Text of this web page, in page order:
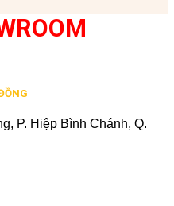
P. Hiệp Bình Chánh, Q.